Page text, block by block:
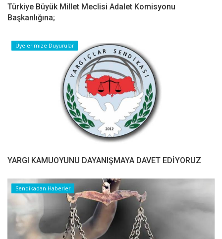
Türkiye Büyük Millet Meclisi Adalet Komisyonu
Başkanlığına;
Üyelerimize Duyurular
YARGI KAMUOYUNU DAYANIŞMAYA DAVET EDİYORUZ
Sendikadan Haberler